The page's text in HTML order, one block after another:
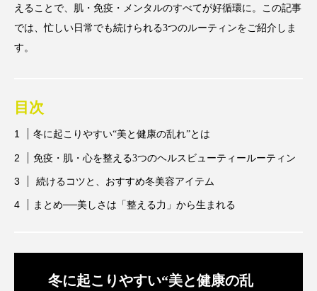
アスレジャーコスメ アレルギー アロマ
インナービューティーアワード2025受賞商品
ウェルビーイング エイジングケア
カウンセラー カウンセリング
カカイオイル ガジェット キーワード
えることで、肌・免疫・メンタルのすべてが好循環に。この記事
では、忙しい日常でも続けられる3つのルーティンをご紹介しま
す。
目次
冬に起こりやすい“美と健康の乱れ”とは
免疫・肌・心を整える3つのヘルスビューティールーティン
続けるコツと、おすすめ冬美容アイテム
まとめ──美しさは「整える力」から生まれる
冬に起こりやすい“美と健康の乱